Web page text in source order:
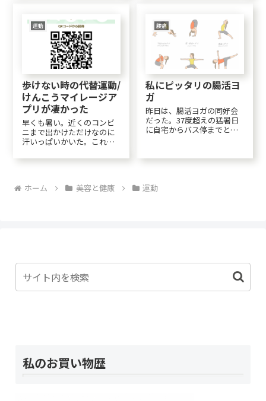
回したり下を向...
は暑苦しさで目が覚めまし
た。でも扇風機付けたらそ
のまま朝まで寝れました。
今夜からはまたクーラー数
運動
歩けない時の代替運動/
けんこうマイレージア
プリが凄かった
早くも暑い。近くのコンビ
ニまで出かけただけなのに
汗いっぱいかいた。これか
か、ただでさえ歩かない私
ーキングアプリ今現在ウォ
腰痛
私にピッタリの腸活ヨ
ガ
昨日は、腸活ヨガの同好会
だった。37度超えの猛暑日
に自宅からバス停までとバ
いた💦 さすがに暑さが堪
多かった。送迎してくれる
ホーム 美容と健康 運動
私のお買い物歴